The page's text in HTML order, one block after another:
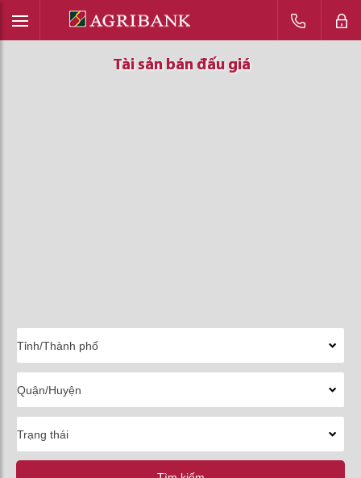
Tài sản bán đấu giá
Tài sản bán đấu giá
Tài sản bán đấu giá